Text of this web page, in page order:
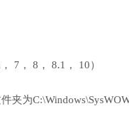
7， 8， 8.1， 10）
为